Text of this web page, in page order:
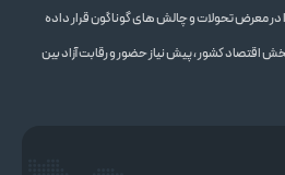
در معرض تحولات و چالش های گوناگون قرار داده
اقتصاد کشور ، پیش نیاز حضور و رقابت آزاد بین